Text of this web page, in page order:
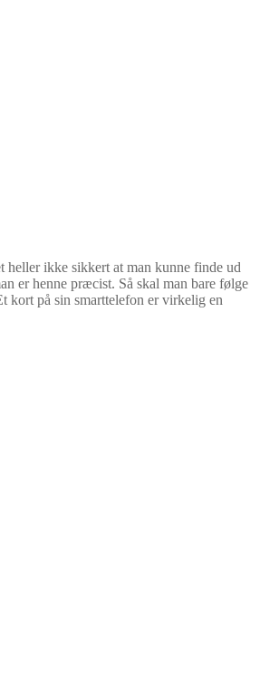
heller ikke sikkert at man kunne finde ud
er henne præcist. Så skal man bare følge
kort på sin smarttelefon er virkelig en